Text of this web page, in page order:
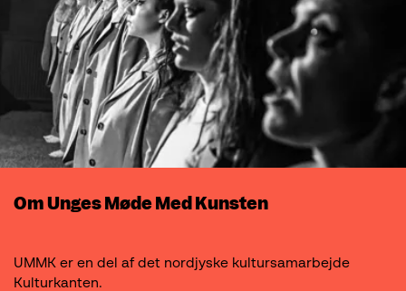
Om Unges Møde Med Kunsten
UMMK er en del af det nordjyske kultursamarbejde
Kulturkanten.